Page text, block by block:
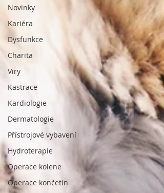
Novinky
Kariéra
Dysfunkce
Charita
Viry
Kastrace
Kardiologie
Dermatologie
Přístrojové vybavení
Hydroterapie
Operace kolene
Operace končetin